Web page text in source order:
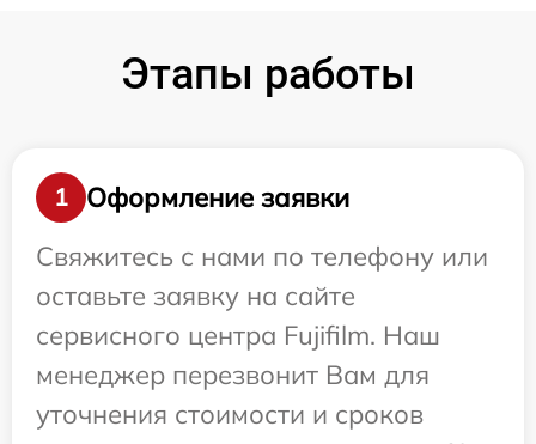
Этапы работы
1
Оформление заявки
Свяжитесь с нами по телефону или
оставьте заявку на сайте
сервисного центра Fujifilm. Наш
менеджер перезвонит Вам для
уточнения стоимости и сроков